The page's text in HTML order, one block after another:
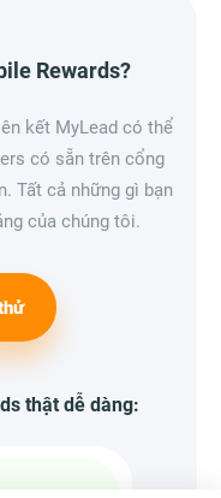
Rewards?
kết MyLead có thể
có sẵn trên cổng
Tất cả những gì bạn
của chúng tôi.
thật dễ dàng: